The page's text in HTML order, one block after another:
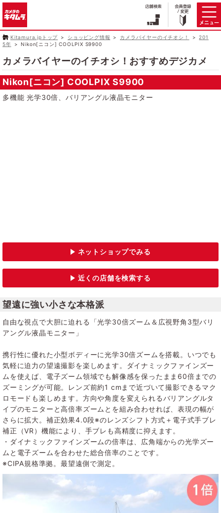
Kitamura.jpトップ ショッピング情報 カメラバイヤーのイチオシ！
201
5年
Nikon[ニコン] COOLPIX S9900
カメラバイヤーのイチオシ！おすすめデジカメ
Nikon[ニコン] COOLPIX S9900
多機能 光学30倍、バリアングル液晶モニター
望遠に強い小さな本格派
自由な視点で大胆に迫れる「光学30倍ズーム＆広視野角3型バリ
アングル液晶モニター」
携行性に優れた小型ボディーに光学30倍ズームを搭載。いつでも
気軽に迫力の望遠撮影を楽しめます。ダイナミックファインズー
ムを使えば、電子ズーム領域でも解像感を保ったまま60倍までの
ズーミングが可能。レンズ前約1 cmまで近づいて撮影できるマク
ロモードも楽しめます。方向や角度を変えられるバリアングルタ
イプのモニターと高倍率ズームとを組み合わせれば、表現の幅が
さらに拡大。補正効果4.0段※のレンズシフト方式＋電子式手ブレ
補正（VR）機能により、手ブレも高精度に抑えます。
・ダイナミックファインズームの倍率は、広角端からの光学ズー
ムと電子ズームを合わせた総合倍率のことです。
※CIPA規格準拠。最望遠側で測定。